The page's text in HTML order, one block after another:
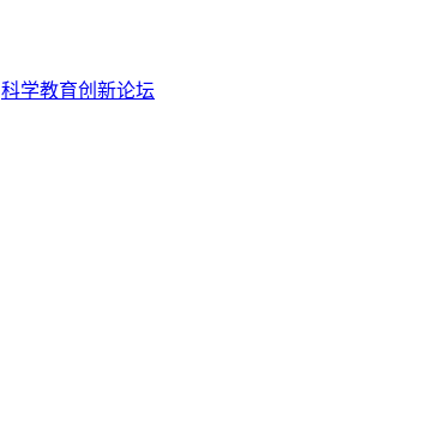
科学教育创新论坛